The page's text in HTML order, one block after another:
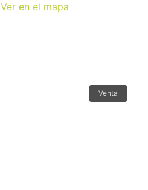
Ver en el mapa
Venta